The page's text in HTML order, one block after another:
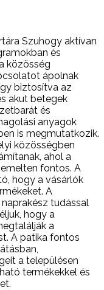
Szuhogy aktívan
és
közösség
ápolnak
biztosítva az
akut betegek
és
anyagok
is megmutatkozik.
közösségben
ahol a
fontos. A
hogy a vásárlók
A
tudással
hogy a
a
A patika fontos
a településen
termékekkel és